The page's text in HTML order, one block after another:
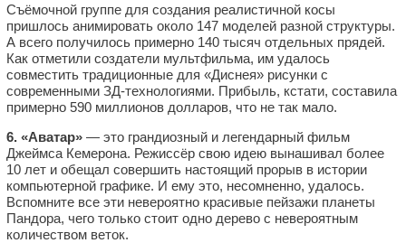
Съёмочной группе для создания реалистичной косы
пришлось анимировать около 147 моделей разной структуры.
А всего получилось примерно 140 тысяч отдельных прядей.
Как отметили создатели мультфильма, им удалось
совместить традиционные для «Диснея» рисунки с
современными ЗД-технологиями. Прибыль, кстати, составила
примерно 590 миллионов долларов, что не так мало.
6. «Аватар» — это грандиозный и легендарный фильм
Джеймса Кемерона. Режиссёр свою идею вынашивал более
10 лет и обещал совершить настоящий прорыв в истории
компьютерной графике. И ему это, несомненно, удалось.
Вспомните все эти невероятно красивые пейзажи планеты
Пандора, чего только стоит одно дерево с невероятным
количеством веток.